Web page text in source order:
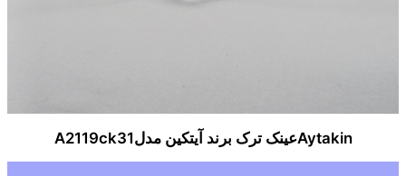
Aytakinعینک ترک برند آیتکین مدلA2119ck31